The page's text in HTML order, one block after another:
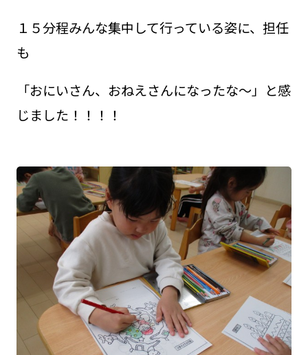
１５分程みんな集中して行っている姿に、担任
も
「おにいさん、おねえさんになったな～」と感
じました！！！！